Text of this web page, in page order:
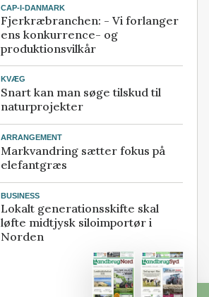
CAP-I-DANMARK
Fjerkræbranchen: - Vi forlanger
ens konkurrence- og
produktionsvilkår
KVÆG
Snart kan man søge tilskud til
naturprojekter
ARRANGEMENT
Markvandring sætter fokus på
elefantgræs
BUSINESS
Lokalt generationsskifte skal
løfte midtjysk siloimportør i
Norden